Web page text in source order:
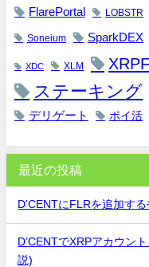
FlarePortal LOBSTR
Soneium SparkDEX
XDC XLM
ステーキング
デリゲート ポイ活
最近の投稿
D’CENTにFLRを追加す
D’CENTでXRPアカウン
説)